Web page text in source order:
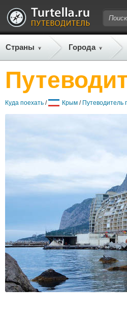
Страны Города
Куда поехать / Крым / Путеводитель